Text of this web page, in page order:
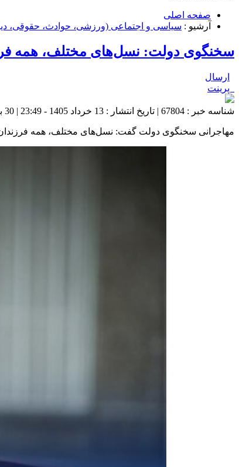
صفحه اصلی
آرشیو : سیاسی و اجتماعی (ورزشی، حوادث، حقوقی،
سخنگوی دولت: نسل‌های مختلف، همه
ارسال
پرینت
شناسه خبر : 67804 | تاریخ انتشار : 13 خرداد 1405 - 23:49 | 30 بازدید | تعداد دیدگاه :
مهاجرانی سخنگوی دولت گفت: نسل‌های مختلف، همه فرزندان